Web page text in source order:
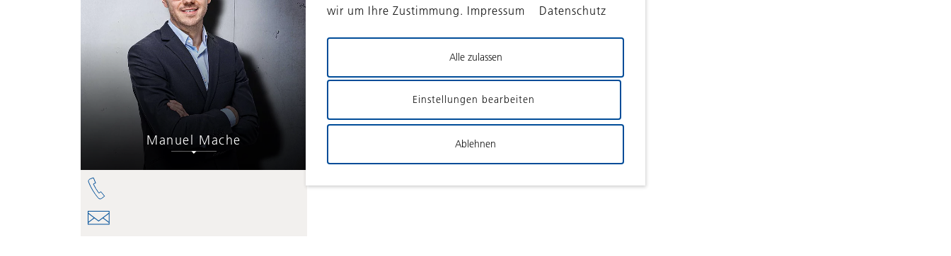
Manuel Mache
wir um Ihre Zustimmung. Impressum Datenschutz
Einstellungen bearbeiten
Ablehnen
Alle zulassen